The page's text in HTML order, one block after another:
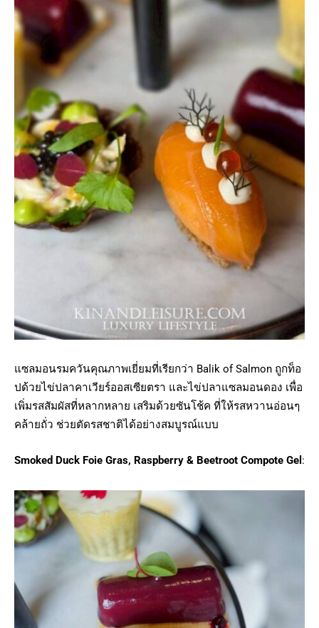
แซลมอนรมควันคุณภาพเยี่ยมที่เรียกว่า Balik of Salmon ถูกท็อ
ปด้วยไข่ปลาคาเวียร์ออสเซียตรา และไข่ปลาแซลมอนดอง เพื่อ
เพิ่มรสสัมผัสที่หลากหลาย เสริมด้วยซันโช้ค ที่ให้รสหวานอ่อนๆ
คล้ายถั่ว ช่วยตัดรสชาติได้อย่างสมบูรณ์แบบ
Smoked Duck Foie Gras, Raspberry & Beetroot Compote Gel :